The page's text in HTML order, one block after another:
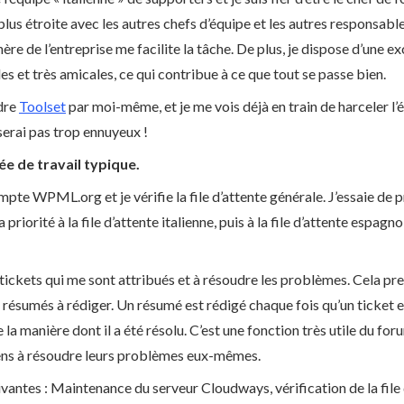
étroite avec les autres chefs d’équipe et les autres
de l’entreprise me facilite la tâche. De plus, je dispose d’une
et très amicales, ce qui contribue à ce que tout se passe bien.
Toolsetpar moi-même, et je me vois déjà en train de harceler
pas trop ennuyeux !
de travail typique.
WPML.org et je vérifie la file d’attente générale. J’essaie de
priorité à la file d’attente italienne, puis à la file d’attente
qui me sont attribués et à résoudre les problèmes. Cela
résumés à rédiger. Un résumé est rédigé chaque fois qu’un ticket
manière dont il a été résolu. C’est une fonction très utile du
à résoudre leurs problèmes eux-mêmes.
: Maintenance du serveur Cloudways, vérification de la